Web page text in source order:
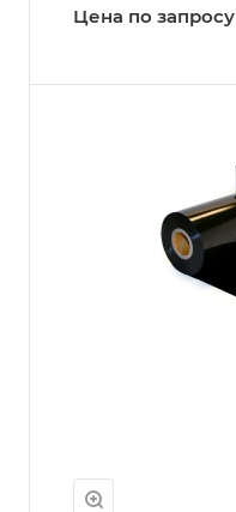
Цена по запросу